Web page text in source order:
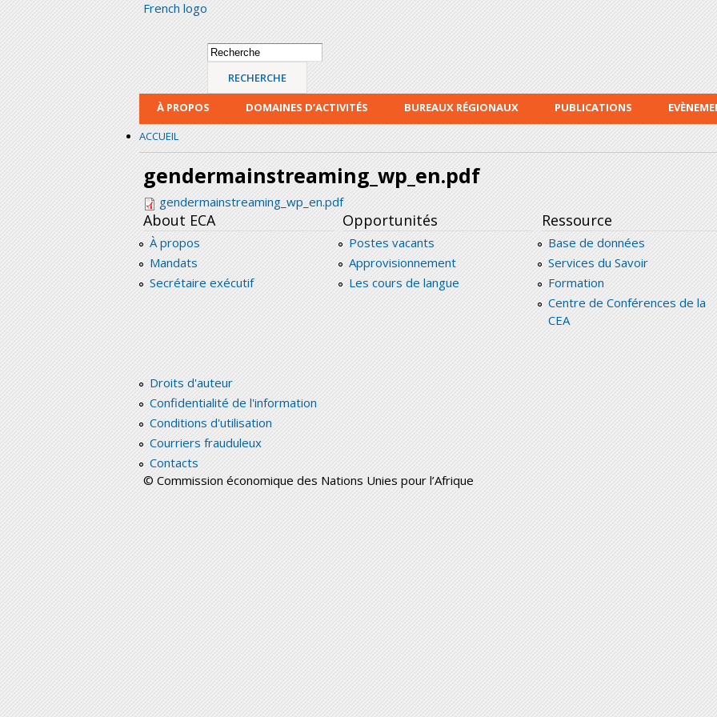
French logo
Formulaire de
recherche
Recherche
À PROPOS DOMAINES D’ACTIVITÉS BUREAUX RÉGIONAUX PUBLICATIONS
ACCUEIL
gendermainstreaming_wp_en.pdf
gendermainstreaming_wp_en.pdf
About ECA
À propos
Mandats
Secrétaire exécutif
Opportunités
Postes vacants
Approvisionnement
Les cours de langue
Ressource
Base de données
Services du Savoir
Formation
Centre de Conférences de la
CEA
Droits d'auteur
Confidentialité de l'information
Conditions d'utilisation
Courriers frauduleux
Contacts
© Commission économique des Nations Unies pour l’Afrique